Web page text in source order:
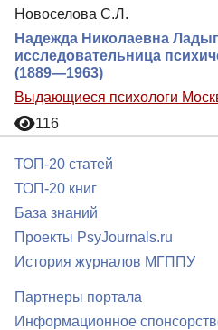
Новоселова С.Л.
Надежда Николаевна
исследовательница
(1889—1963)
Выдающиеся психологи
116
ТОП-20 статей
ТОП-20 книг
База знаний
Проекты PsyJournals.ru
История журналов МГППУ
Партнеры портала
Информационное